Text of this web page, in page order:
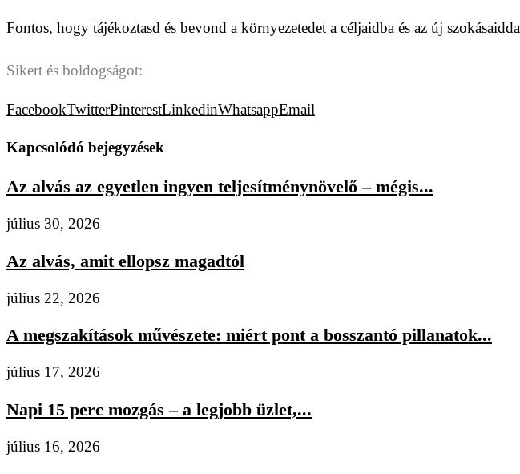
Fontos, hogy tájékoztasd és bevond a környezetedet a céljaidba és az új
Sikert és boldogságot:
FacebookTwitterPinterestLinkedinWhatsappEmail
Kapcsolódó bejegyzések
Az alvás az egyetlen ingyen teljesítménynövelő – mégis...
július 30, 2026
Az alvás, amit ellopsz magadtól
július 22, 2026
A megszakítások művészete: miért pont a bosszantó pillanatok...
július 17, 2026
Napi 15 perc mozgás – a legjobb üzlet,...
július 16, 2026